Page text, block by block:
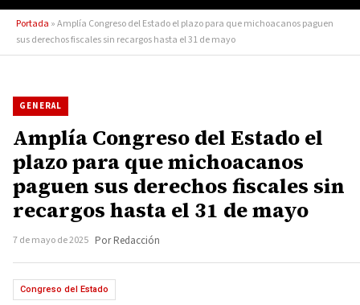
Portada »Amplía Congreso del Estado el plazo para que michoacanos paguen
sus derechos fiscales sin recargos hasta el 31 de mayo
GENERAL
Amplía Congreso del Estado el
plazo para que michoacanos
paguen sus derechos fiscales sin
recargos hasta el 31 de mayo
7 de mayo de 2025 Por Redacción
Congreso del Estado